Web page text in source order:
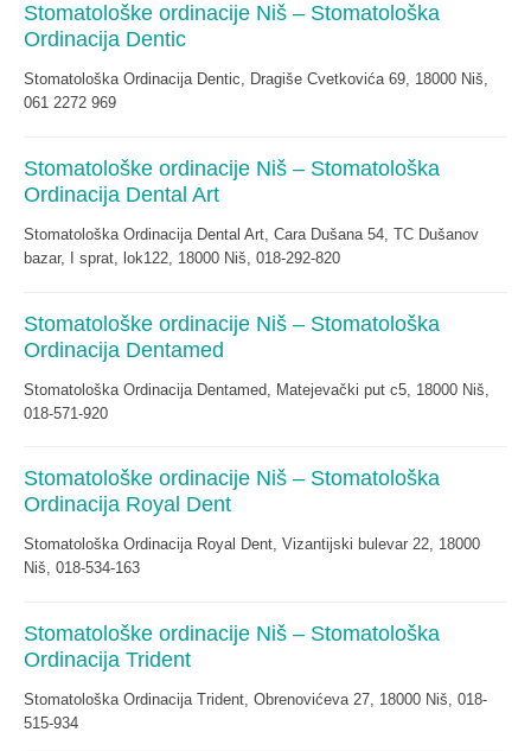
Stomatološke ordinacije Niš – Stomatološka
Ordinacija Dentic
Stomatološka Ordinacija Dentic, Dragiše Cvetkovića 69, 18000 Niš,
061 2272 969
Stomatološke ordinacije Niš – Stomatološka
Ordinacija Dental Art
Stomatološka Ordinacija Dental Art, Cara Dušana 54, TC Dušanov
bazar, I sprat, lok122, 18000 Niš, 018-292-820
Stomatološke ordinacije Niš – Stomatološka
Ordinacija Dentamed
Stomatološka Ordinacija Dentamed, Matejevački put c5, 18000 Niš,
018-571-920
Stomatološke ordinacije Niš – Stomatološka
Ordinacija Royal Dent
Stomatološka Ordinacija Royal Dent, Vizantijski bulevar 22, 18000
Niš, 018-534-163
Stomatološke ordinacije Niš – Stomatološka
Ordinacija Trident
Stomatološka Ordinacija Trident, Obrenovićeva 27, 18000 Niš, 018-
515-934